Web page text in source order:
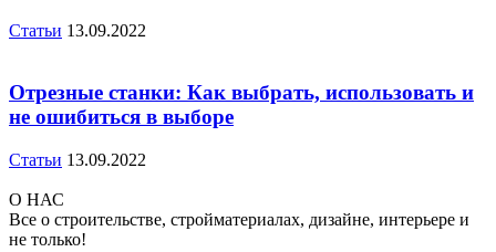
Статьи 13.09.2022
Отрезные станки: Как выбрать, использовать и
не ошибиться в выборе
Статьи 13.09.2022
О НАС
Все о строительстве, стройматериалах, дизайне, интерьере и
не только!